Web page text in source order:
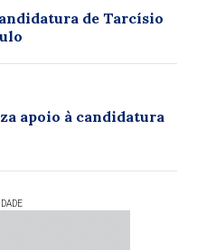
de Tarcísio
apoio à candidatura